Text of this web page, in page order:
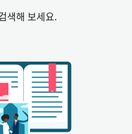
색해 보세요.